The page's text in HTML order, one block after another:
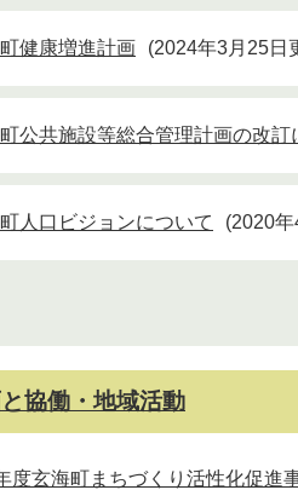
健康増進計画 2024年3月25日
公共施設等総合管理計画の改訂
人口ビジョンについて 2020
協働・地域活動
度玄海町まちづくり活性化促進